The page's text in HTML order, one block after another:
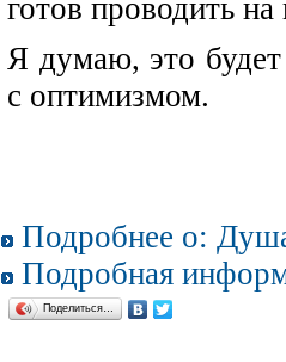
готов проводить
Я думаю, это
с оптимизмом.
Подробнее о:
Подробная
Поделиться…